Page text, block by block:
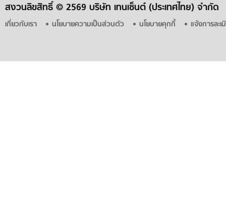
สงวนลิขสิทธิ์ © 2569 บริษัท เทนเซ็นต์ (ประเทศไทย) จำกัด
เกี่ยวกับเรา นโยบายความเป็นส่วนตัว นโยบายคุกกี้ แจ้งการละ